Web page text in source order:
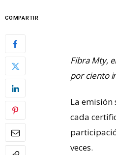
COMPARTIR
Fibra Mty,
por ciento
La emisión
cada
veces.